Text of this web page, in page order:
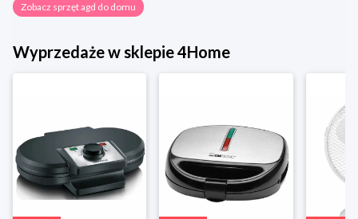
Zobacz sprzęt agd do domu
Wyprzedaże w sklepie 4Home